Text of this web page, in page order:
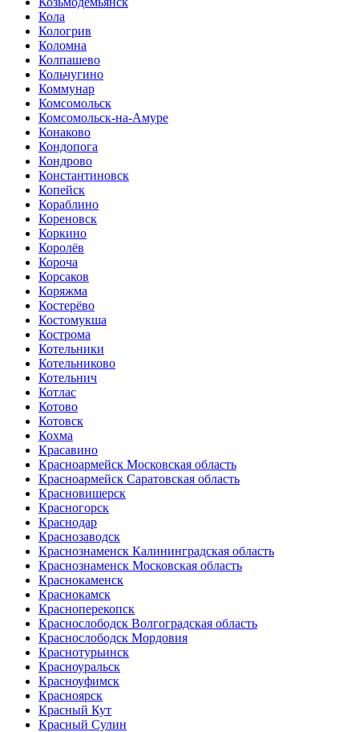
Кола
Кологрив
Коломна
Колпашево
Кольчугино
Коммунар
Комсомольск
Комсомольск-на-Амуре
Конаково
Кондопога
Кондрово
Константиновск
Копейск
Кораблино
Кореновск
Коркино
Королёв
Короча
Корсаков
Коряжма
Костерёво
Костомукша
Кострома
Котельники
Котельниково
Котельнич
Котлас
Котово
Котовск
Кохма
Красавино
Красноармейск Московская область
Красноармейск Саратовская область
Красновишерск
Красногорск
Краснодар
Краснозаводск
Краснознаменск Калининградская область
Краснознаменск Московская область
Краснокаменск
Краснокамск
Красноперекопск
Краснослободск Волгоградская область
Краснослободск Мордовия
Краснотурьинск
Красноуральск
Красноуфимск
Красноярск
Красный Кут
Красный Сулин